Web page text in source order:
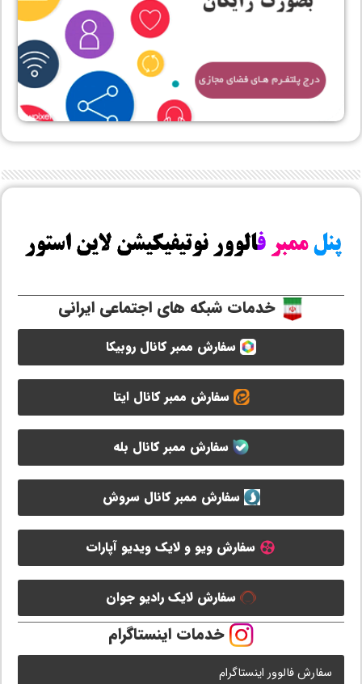
خدمات شبکه های اجتماعی ایرانی
سفارش ممبر کانال روبیکا
سفارش ممبر کانال ایتا
سفارش ممبر کانال بله
سفارش ممبر کانال سروش
سفارش ویو و لایک ویدیو آپارات
سفارش لایک رادیو جوان
خدمات اینستاگرام
سفارش فالوور اینستاگرام